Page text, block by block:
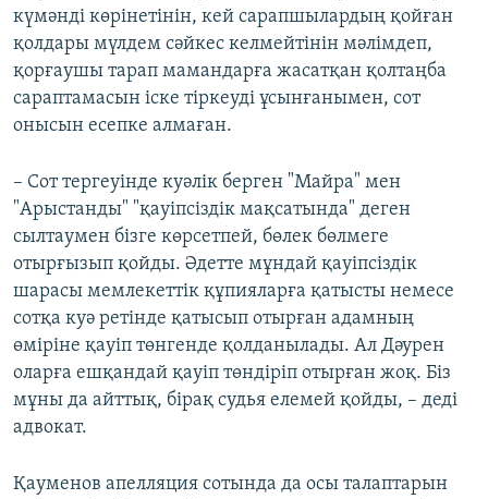
күмәнді көрінетінін, кей сарапшылардың қойған
қолдары мүлдем сәйкес келмейтінін мәлімдеп,
қорғаушы тарап мамандарға жасатқан қолтаңба
сараптамасын іске тіркеуді ұсынғанымен, сот
онысын есепке алмаған.
– Сот тергеуінде куәлік берген "Майра" мен
"Арыстанды" "қауіпсіздік мақсатында" деген
сылтаумен бізге көрсетпей, бөлек бөлмеге
отырғызып қойды. Әдетте мұндай қауіпсіздік
шарасы мемлекеттік құпияларға қатысты немесе
сотқа куә ретінде қатысып отырған адамның
өміріне қауіп төнгенде қолданылады. Ал Дәурен
оларға ешқандай қауіп төндіріп отырған жоқ. Біз
мұны да айттық, бірақ судья елемей қойды, – деді
адвокат.
Қауменов апелляция сотында да осы талаптарын